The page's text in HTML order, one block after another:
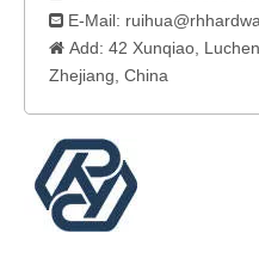
 E-Mail:
 Add: 42 Xunqiao,
Zhejiang, China